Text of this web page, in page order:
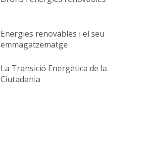
Energies renovables i el seu
emmagatzematge
La Transició Energètica de la
Ciutadania